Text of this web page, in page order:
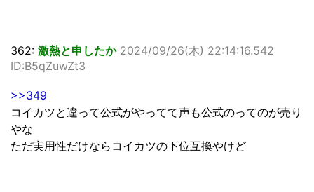
362: 激熱と申したか 2024/09/26(木) 22:14:16.542
ID:B5qZuwZt3
>>349
コイカツと違って公式がやってて声も公式のってのが売り
やな
ただ実用性だけならコイカツの下位互換やけど